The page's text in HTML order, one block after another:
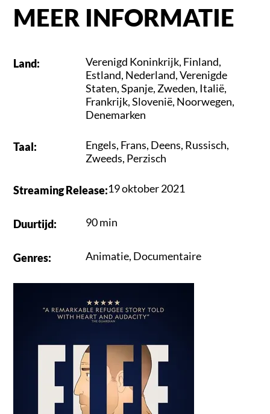
MEER INFORMATIE
Land: Verenigd Koninkrijk, Finland,
Estland, Nederland,Verenigde
Staten,Spanje, Zweden, Italië,
Frankrijk,Slovenië, Noorwegen,
Denemarken
Taal: Engels, Frans, Deens, Russisch,
Zweeds, Perzisch
Streaming Release:19 oktober 2021
Duurtijd: 90 min
Genres: Animatie, Documentaire